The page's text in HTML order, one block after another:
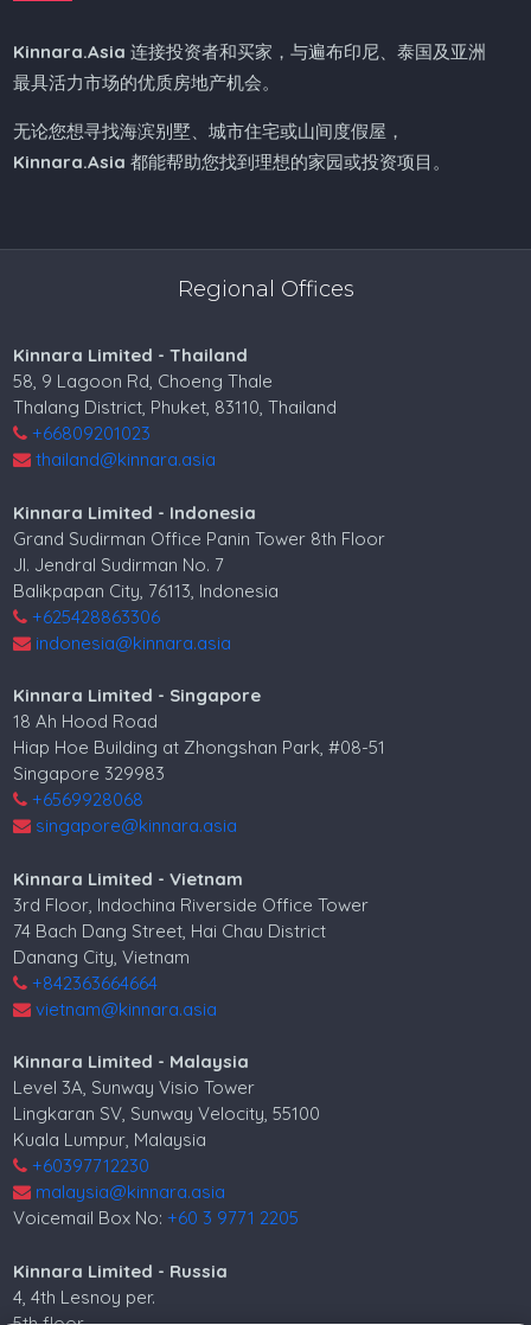
Kinnara.Asia 连接投资者和买家，与遍布印尼、泰国及亚洲
最具活力市场的优质房地产机会。
无论您想寻找海滨别墅、城市住宅或山间度假屋，
Kinnara.Asia 都能帮助您找到理想的家园或投资项目。
Regional Offices
Kinnara Limited - Thailand
58, 9 Lagoon Rd, Choeng Thale
Thalang District, Phuket, 83110, Thailand
+66809201023
thailand@kinnara.asia
Kinnara Limited - Indonesia
Grand Sudirman Office Panin Tower 8th Floor
Jl. Jendral Sudirman No. 7
Balikpapan City, 76113, Indonesia
+625428863306
indonesia@kinnara.asia
Kinnara Limited - Singapore
18 Ah Hood Road
Hiap Hoe Building at Zhongshan Park, #08-51
Singapore 329983
+6569928068
singapore@kinnara.asia
Kinnara Limited - Vietnam
3rd Floor, Indochina Riverside Office Tower
74 Bach Dang Street, Hai Chau District
Danang City, Vietnam
+842363664664
vietnam@kinnara.asia
Kinnara Limited - Malaysia
Level 3A, Sunway Visio Tower
Lingkaran SV, Sunway Velocity, 55100
Kuala Lumpur, Malaysia
+60397712230
malaysia@kinnara.asia
Voicemail Box No:+60 3 9771 2205
Kinnara Limited - Russia
4, 4th Lesnoy per.